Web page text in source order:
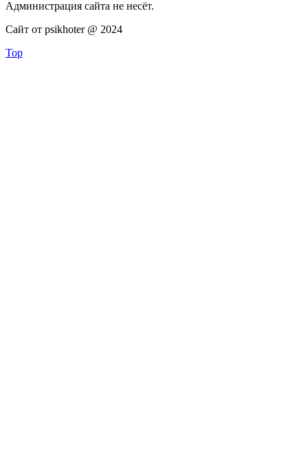
Администрация сайта не несёт.
Сайт от psikhoter @ 2024
Top